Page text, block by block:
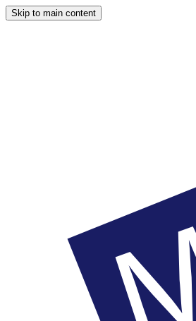
Skip to main content